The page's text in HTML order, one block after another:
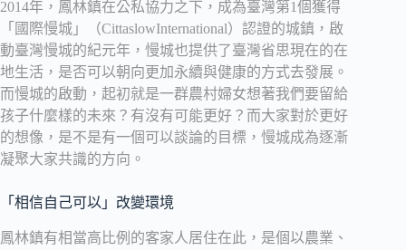
2014年，鳳林鎮在公私協力之下，成為臺灣第1個獲得
「國際慢城」（CittaslowInternational）認證的城鎮，啟
動臺灣慢城的紀元年，慢城也提供了臺灣省思現在的在
地生活，是否可以朝向更加永續與健康的方式去發展。
而慢城的啟動，起初就是一群農村婦女想著我們要留給
孩子什麼樣的未來？有沒有可能更好？而大家對於更好
的想像，是不是有一個可以談論的目標，慢城成為逐漸
凝聚大家共識的方向。
「相信自己可以」改變環境
鳳林鎮有相當高比例的客家人居住在此，是個以農業、